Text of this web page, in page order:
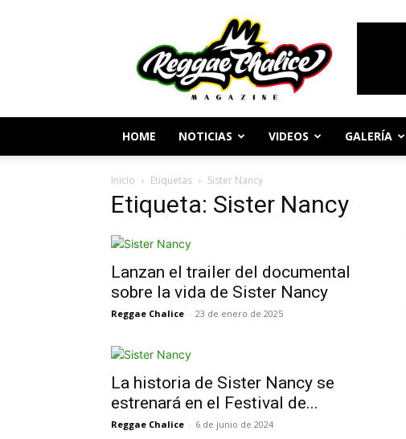
Periodismo
y
Cultura
Reggae
HOME NOTICIAS VIDEOS GALERÍA
Inicio Etiquetas Sister Nancy
Etiqueta: Sister Nancy
Lanzan el trailer del documental
sobre la vida de Sister Nancy
Reggae Chalice - 23 de enero de 2025
La historia de Sister Nancy se
estrenará en el Festival de...
Reggae Chalice - 6 de junio de 2024